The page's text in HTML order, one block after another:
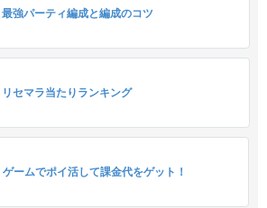
最強パーティ編成と編成のコツ
リセマラ当たりランキング
ゲームでポイ活して課金代をゲット！